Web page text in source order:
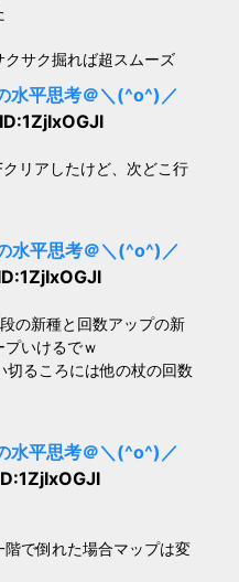
サク掘れば超スムーズ
水平思考＠＼(^o^)／
リアしたけど、次どこ行
水平思考＠＼(^o^)／
の新種と回数アップの新
いけるでｗ
切るころには他の杖の回数
水平思考＠＼(^o^)／
で倒れた場合マップは変